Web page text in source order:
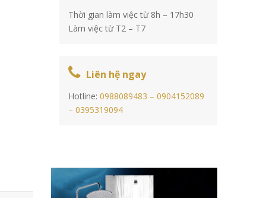
Thời gian làm việc từ 8h – 17h30
Làm việc từ T2 – T7
Liên hệ ngay
Hotline: 0988089483 – 0904152089
– 0395319094